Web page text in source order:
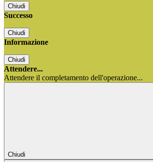
Chiudi
Successo
Chiudi
Informazione
Chiudi
Attendere...
Attendere il completamento dell'operazione...
Chiudi